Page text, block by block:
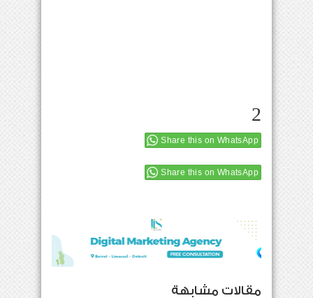
2
Share this on WhatsApp
Share this on WhatsApp
مقالات مشابهة